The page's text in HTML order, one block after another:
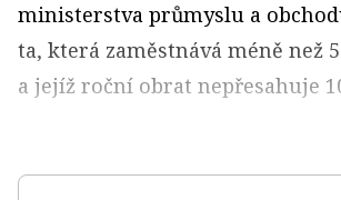
ministerstva průmyslu a
ta, která zaměstnává méně než
a jejíž roční obrat nepřesahuje